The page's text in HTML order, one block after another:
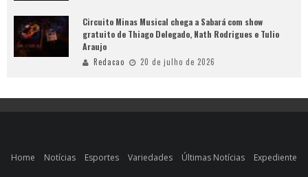
Circuito Minas Musical chega a Sabará com show
gratuito de Thiago Delegado, Nath Rodrigues e Tulio
Araujo
Redacao 20 de julho de 2026
Home Notícias Esportes Variedades Últimas Notícias Expediente